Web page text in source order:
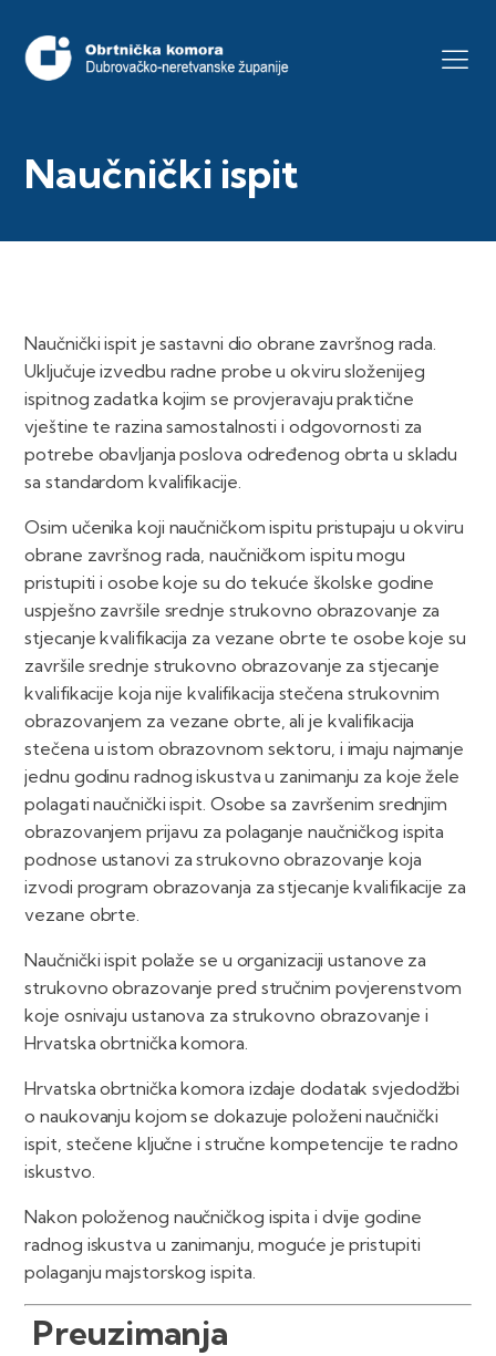
Naučnički ispit
Naučnički ispit je sastavni dio obrane završnog rada.
Uključuje izvedbu radne probe u okviru složenijeg
ispitnog zadatka kojim se provjeravaju praktične
vještine te razina samostalnosti i odgovornosti za
potrebe obavljanja poslova određenog obrta u skladu
sa standardom kvalifikacije.
Osim učenika koji naučničkom ispitu pristupaju u okviru
obrane završnog rada, naučničkom ispitu mogu
pristupiti i osobe koje su do tekuće školske godine
uspješno završile srednje strukovno obrazovanje za
stjecanje kvalifikacija za vezane obrte te osobe koje su
završile srednje strukovno obrazovanje za stjecanje
kvalifikacije koja nije kvalifikacija stečena strukovnim
obrazovanjem za vezane obrte, ali je kvalifikacija
stečena u istom obrazovnom sektoru, i imaju najmanje
jednu godinu radnog iskustva u zanimanju za koje žele
polagati naučnički ispit. Osobe sa završenim srednjim
obrazovanjem prijavu za polaganje naučničkog ispita
podnose ustanovi za strukovno obrazovanje koja
izvodi program obrazovanja za stjecanje kvalifikacije za
vezane obrte.
Naučnički ispit polaže se u organizaciji ustanove za
strukovno obrazovanje pred stručnim povjerenstvom
koje osnivaju ustanova za strukovno obrazovanje i
Hrvatska obrtnička komora.
Hrvatska obrtnička komora izdaje dodatak svjedodžbi
o naukovanju kojom se dokazuje položeni naučnički
ispit, stečene ključne i stručne kompetencije te radno
iskustvo.
Nakon položenog naučničkog ispita i dvije godine
radnog iskustva u zanimanju, moguće je pristupiti
polaganju majstorskog ispita.
Preuzimanja